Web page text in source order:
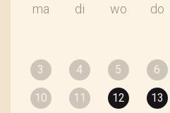
ma di wo do
3 4 5 6
10 11 12 13